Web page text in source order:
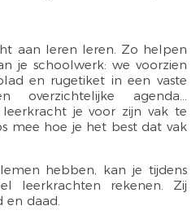
aan leren leren. Zo helpen
je schoolwerk: we voorzien
en rugetiket in een vaste
overzichtelijke agenda…
je voor zijn vak te
mee hoe je het best dat vak
hebben, kan je tijdens
leerkrachten rekenen. Zij
en daad.